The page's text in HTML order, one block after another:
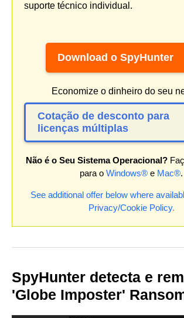
suporte técnico individual.
Download o SpyHunter
Economize o dinheiro do seu
Cotação de desconto para
licenças múltiplas
Não é o Seu Sistema Operacional?
para o Windows® e Mac®.
See additional offer below where
Privacy/Cookie Policy.
SpyHunter detecta e
'Globe Imposter'